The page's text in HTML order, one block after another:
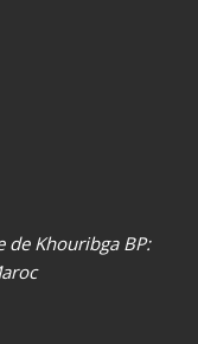
de Khouribga BP: